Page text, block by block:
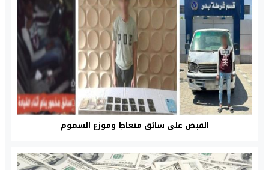
القبض على سائق متعاطٍ وموزع السموم